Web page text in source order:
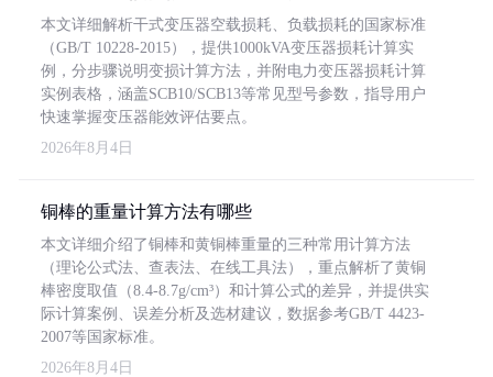
本文详细解析干式变压器空载损耗、负载损耗的国家标准
（GB/T 10228-2015），提供1000kVA变压器损耗计算实
例，分步骤说明变损计算方法，并附电力变压器损耗计算
实例表格，涵盖SCB10/SCB13等常见型号参数，指导用户
快速掌握变压器能效评估要点。
2026年8月4日
铜棒的重量计算方法有哪些
本文详细介绍了铜棒和黄铜棒重量的三种常用计算方法
（理论公式法、查表法、在线工具法），重点解析了黄铜
棒密度取值（8.4-8.7g/cm³）和计算公式的差异，并提供实
际计算案例、误差分析及选材建议，数据参考GB/T 4423-
2007等国家标准。
2026年8月4日